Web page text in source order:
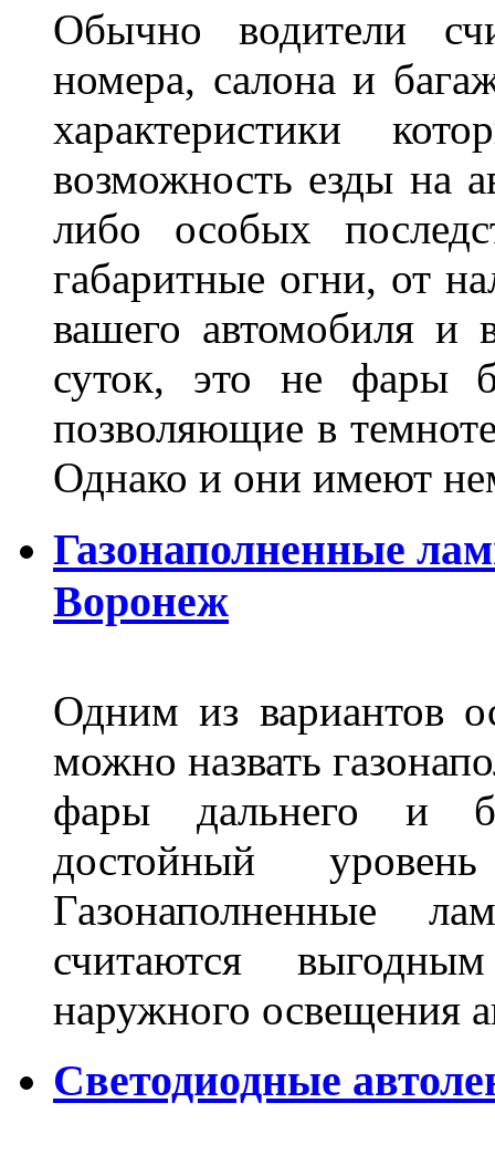
Обычно водители
номера, салона и
характеристики
возможность езды на
либо особых
габаритные огни, от
вашего автомобиля и
суток, это не фары
позволяющие в
Однако и они имеют
Газонаполненные
Воронеж
Одним из вариантов
можно назвать
фары дальнего и
достойный
Газонаполненные
считаются
наружного освещения
Светодиодные